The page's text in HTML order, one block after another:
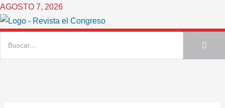
Ir
al
contenido
AGOSTO 7, 2026